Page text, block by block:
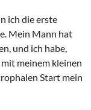
ich die erste
Mein Mann hat
und ich habe,
meinem kleinen
Start mein